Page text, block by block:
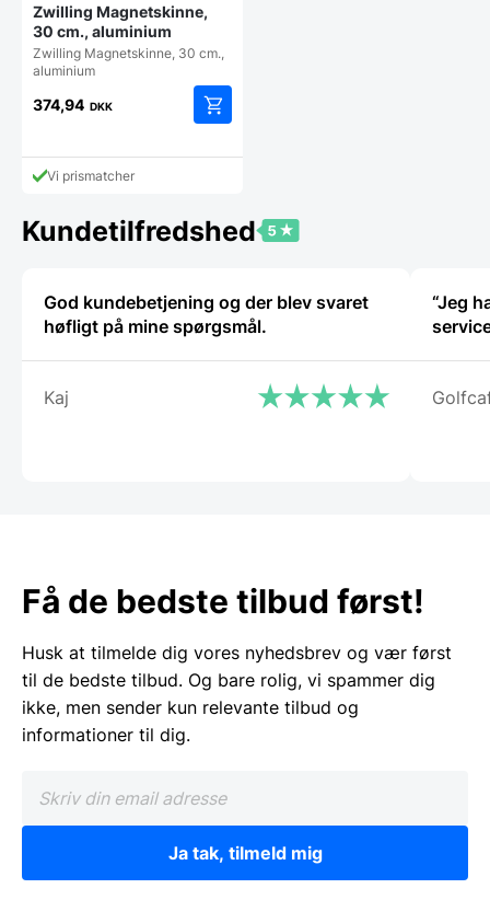
Zwilling Magnetskinne,
30 cm., aluminium
Zwilling Magnetskinne, 30 cm.,
aluminium
374,94 DKK
Vi prismatcher
Kundetilfredshed
God kundebetjening og der blev svaret
høfligt på mine spørgsmål.
Kaj
“Jeg
Få de bedste tilbud først!
Husk at tilmelde dig vores nyhedsbrev og vær først
til de bedste tilbud. Og bare rolig, vi spammer dig
ikke, men sender kun relevante tilbud og
informationer til dig.
Ja tak, tilmeld mig